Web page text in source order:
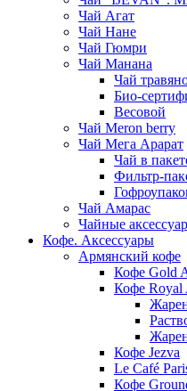
Чай Агат
Чай Нане
Чай Гюмри
Чай Манана
Чай
Био-
Весовой
Чай Meron berry
Чай Мега Арарат
Чай в
Фильтр-
Чай Амарас
Чайные
Кофе. Аксессуары
Армянский кофе
Кофе Gold
Кофе Royal
Кофе Jezva
Le Café
Кофе